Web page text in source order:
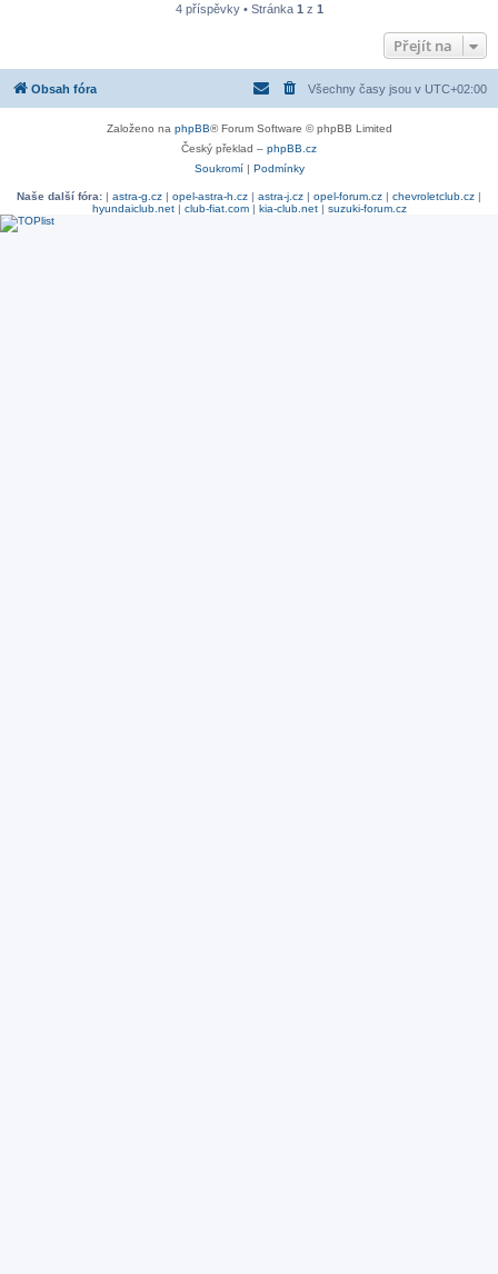
4 příspěvky • Stránka 1 z 1
Přejít na
Obsah fóra Všechny časy jsou v UTC+02:00
Založeno na phpBB® Forum Software © phpBB Limited
Český překlad – phpBB.cz
Soukromí| Podmínky
Naše další fóra: | astra-g.cz | opel-astra-h.cz | astra-j.cz | opel-forum.cz | chevroletclub.cz |
hyundaiclub.net| club-fiat.com| kia-club.net| suzuki-forum.cz